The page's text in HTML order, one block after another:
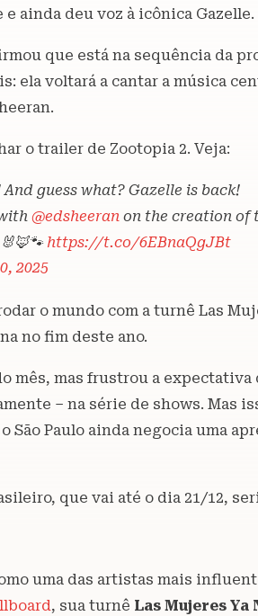
ainda deu voz à icônica Gazelle.
que está na sequência da
ela voltará a cantar a música
o trailer de Zootopia 2. Veja:
guess what? Gazelle is back!
@edsheeran on the creation of
https://t.co/6EBnaQgJBt
2025
o mundo com a turnê Las
no fim deste ano.
mês, mas frustrou a
– na série de shows. Mas
São Paulo ainda negocia uma
que vai até o dia 21/12,
uma das artistas mais
, sua turnê Las Mujeres